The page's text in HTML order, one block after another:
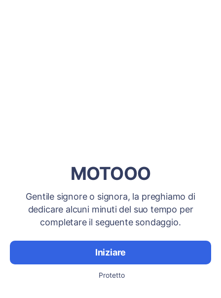
MOTOOO
Gentile signore o signora, la preghiamo di
dedicare alcuni minuti del suo tempo per
completare il seguente sondaggio.
Iniziare
Protetto